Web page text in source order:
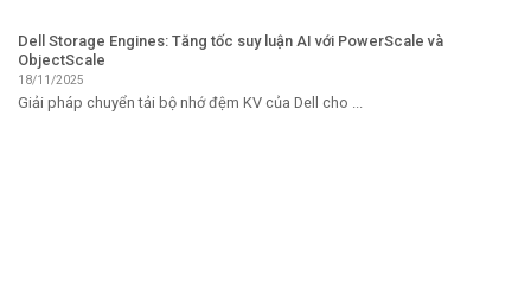
Dell Storage Engines: Tăng tốc suy luận AI với PowerScale và
ObjectScale
18/11/2025
Giải pháp chuyển tải bộ nhớ đệm KV của Dell cho ...